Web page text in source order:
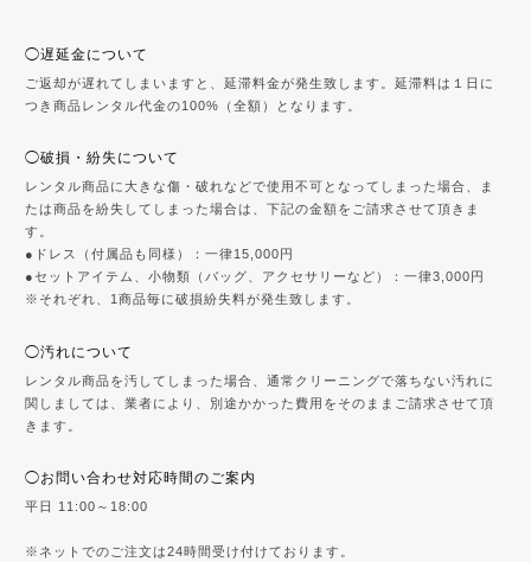
◯遅延金について
ご返却が遅れてしまいますと、延滞料金が発生致します。延滞料は１日に
つき商品レンタル代金の100%（全額）となります。
◯破損・紛失について
レンタル商品に大きな傷・破れなどで使用不可となってしまった場合、ま
たは商品を紛失してしまった場合は、下記の金額をご請求させて頂きま
す。
●ドレス（付属品も同様）：一律15,000円
●セットアイテム、小物類（バッグ、アクセサリーなど）：一律3,000円
※それぞれ、1商品毎に破損紛失料が発生致します。
◯汚れについて
レンタル商品を汚してしまった場合、通常クリーニングで落ちない汚れに
関しましては、業者により、別途かかった費用をそのままご請求させて頂
きます。
◯お問い合わせ対応時間のご案内
平日 11:00～18:00
※ネットでのご注文は24時間受け付けております。